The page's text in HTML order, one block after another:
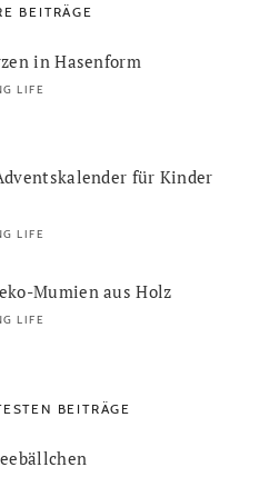
BEITRÄGE
in Hasenform
LIFE
für Kinder
LIFE
Mumien aus Holz
LIFE
BEITRÄGE